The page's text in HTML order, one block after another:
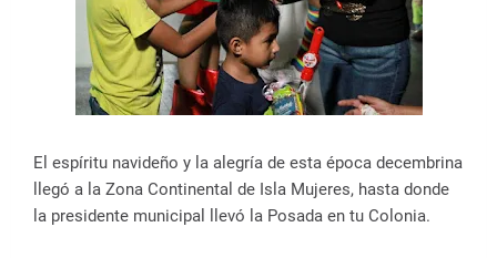
El espíritu navideño y la alegría de esta época decembrina
llegó a la Zona Continental de Isla Mujeres, hasta donde
la presidente municipal llevó la Posada en tu Colonia.